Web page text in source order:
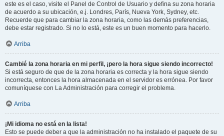
este es el caso, visite el Panel de Control de Usuario y defina su zona horaria
de acuerdo a su ubicación, e.j. Londres, París, Nueva York, Sydney, etc.
Recuerde que para cambiar la zona horaria, como las demás preferencias,
debe estar registrado. Si no lo está, este es un buen momento para hacerlo.
Arriba
Cambié la zona horaria en mi perfil, ¡pero la hora sigue siendo incorrecto!
Si está seguro de que de la zona horaria es correcta y la hora sigue siendo
incorrecta, entonces la hora almacenada en el servidor es errónea. Por favor
comuníquese con La Administración para corregir el problema.
Arriba
¡Mi idioma no está en la lista!
Esto se puede deber a que la administración no ha instalado el paquete de su